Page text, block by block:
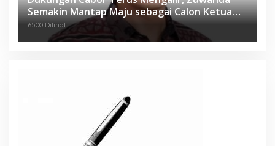
Semakin Mantap Maju sebagai Calon Ketua
KONI
6500 Dilihat